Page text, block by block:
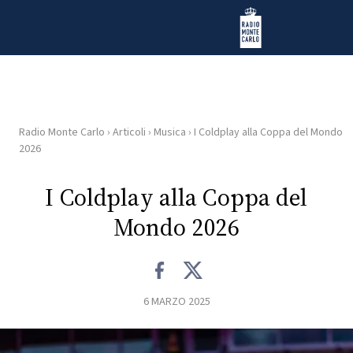
Radio Monte Carlo
HOME
RADIO
NEWS
Radio Monte Carlo › Articoli › Musica › I Coldplay alla Coppa del Mondo
2026
I Coldplay alla Coppa del
Mondo 2026
6 MARZO 2025